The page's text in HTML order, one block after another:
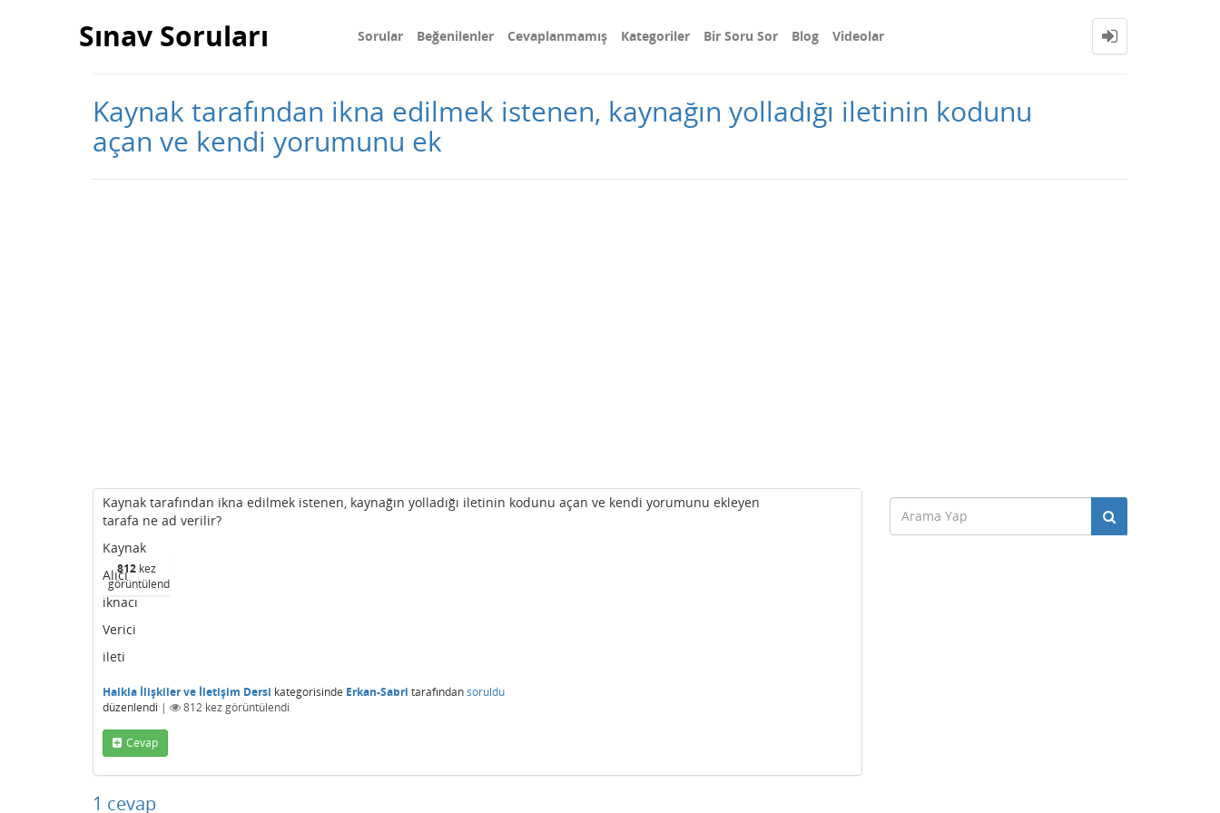
Sınav Soruları Sorular Beğenilenler Cevaplanmamış Kategoriler Bir Soru Sor Blog Videolar
Kaynak tarafından ikna edilmek istenen, kaynağın yolladığı iletinin kodunu
açan ve kendi yorumunu ek
812 kez
görüntülendi
Kaynak tarafından ikna edilmek istenen, kaynağın yolladığı iletinin kodunu açan ve kendi yorumunu ekleyen
tarafa ne ad verilir?
Kaynak
Alıcı
iknacı
Verici
ileti
Halkla İlişkiler ve İletişim Dersi kategorisinde Erkan-Sabri tarafındansoruldu
düzenlendi | 812 kez görüntülendi
Cevap
1 cevap